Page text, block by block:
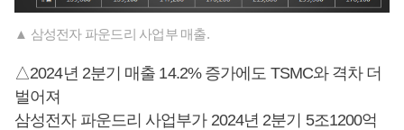
▲ 삼성전자 파운드리 사업부 매출.
△2024년 2분기 매출 14.2% 증가에도 TSMC와 격차 더
벌어져
삼성전자 파운드리 사업부가 2024년 2분기 5조1200억